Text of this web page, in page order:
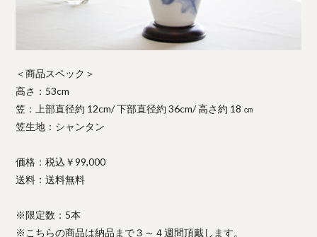
＜商品スペック＞
高さ：53cm
笠：上部直径約 12cm/ 下部直径約 36cm/ 高さ約 18 ㎝
笠生地：シャンタン
価格：税込￥99,000
送料：送料無料
※限定数：5本
※こちらの商品は納品まで３～４週間頂戴します。